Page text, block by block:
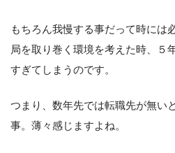
もちろん我慢する事だって時には
局を取り巻く環境を考えた時、５
すぎてしまうのです。
つまり、数年先では転職先が無い
事。薄々感じますよね。